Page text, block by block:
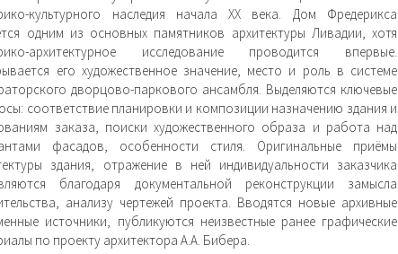
культурного наследия начала XX века. Дом Фредерикса
одним из основных памятников архитектуры Ливадии, хотя
архитектурное исследование проводится впервые.
его художественное значение, место и роль в системе
дворцово-паркового ансамбля. Выделяются ключевые
соответствие планировки и композиции назначению здания и
заказа, поиски художественного образа и работа над
фасадов, особенности стиля. Оригинальные приёмы
здания, отражение в ней индивидуальности заказчика
благодаря документальной реконструкции замысла
анализу чертежей проекта. Вводятся новые архивные
источники, публикуются неизвестные ранее графические
по проекту архитектора А.А. Бибера.